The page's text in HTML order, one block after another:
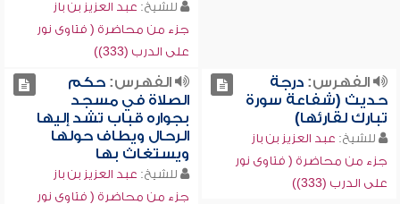
للشيخ: عبد العزيز بن باز
جزء من محاضرة ( فتاوى نور
على الدرب (333))
الفهرس:درجة
حديث (شفاعة سورة
تبارك لقارئها)
للشيخ: عبد العزيز بن باز
جزء من محاضرة ( فتاوى نور
على الدرب (333))
الفهرس:حكم
الصلاة في مسجد
بجواره قباب تشد إليها
الرحال ويطاف حولها
ويستغاث بها
للشيخ: عبد العزيز بن باز
جزء من محاضرة ( فتاوى نور